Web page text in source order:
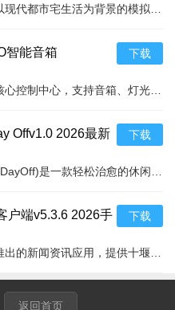
遗迹、月影之森、世界之树
丰富，包含大竞技场、机神
人一族，有海之宫、源水大
提升探索体验。
智能音箱
安卓版
下载
Offv1.0 2026最新
下载
户端v5.3.6 2026手
下载
返回首页